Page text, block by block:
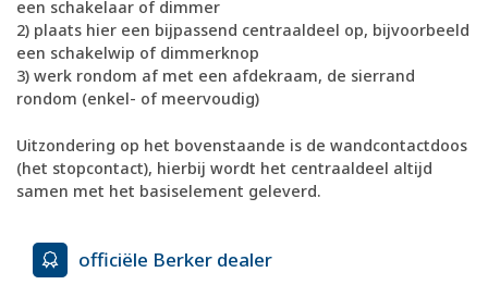
een schakelaar of dimmer
2) plaats hier een bijpassend centraaldeel op, bijvoorbeeld
een schakelwip of dimmerknop
3) werk rondom af met een afdekraam, de sierrand
rondom (enkel- of meervoudig)
Uitzondering op het bovenstaande is de wandcontactdoos
(het stopcontact), hierbij wordt het centraaldeel altijd
samen met het basiselement geleverd.
officiële Berker dealer